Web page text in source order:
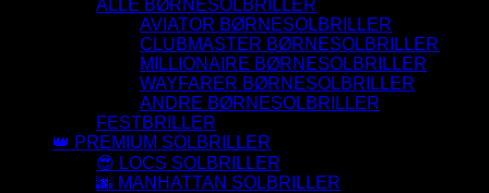
ALLE BØRNESOLBRILLER
AVIATOR BØRNESOLBRILLER
CLUBMASTER BØRNESOLBRILLER
MILLIONAIRE BØRNESOLBRILLER
WAYFARER BØRNESOLBRILLER
ANDRE BØRNESOLBRILLER
FESTBRILLER
👑 PREMIUM SOLBRILLER
😎 LOCS SOLBRILLER
🌆 MANHATTAN SOLBRILLER